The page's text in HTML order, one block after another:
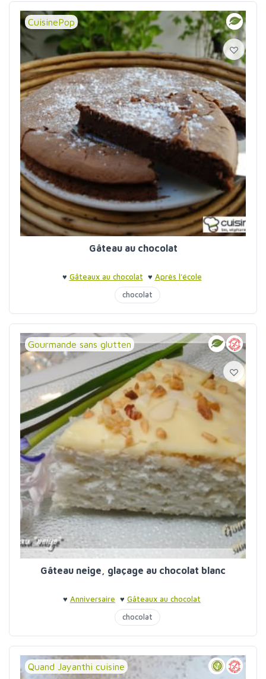
CuisinePop
Gâteau au chocolat
♥ Gâteaux au chocolat ♥ Après l'école
chocolat
Gourmande sans glutten
Gâteau neige, glaçage au chocolat blanc
♥ Anniversaire ♥ Gâteaux au chocolat
chocolat
Quand Jayanthi cuisine